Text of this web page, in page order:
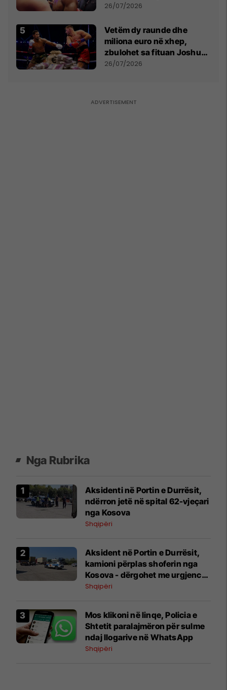
26/07/2026
Vetëm dy raunde dhe
miliona euro në xhep,
zbulohet sa fituan Joshua
e Prenga
26/07/2026
Nga Rubrika
Aksidenti në Portin e Durrësit,
ndërron jetë në spital 62-vjeçari
nga Kosova
Shqipëri
Aksident në Portin e Durrësit,
kamioni përplas shoferin nga
Kosova - dërgohet me urgjencë
në spital
Shqipëri
Mos klikoni në linqe, Policia e
Shtetit paralajmëron për sulme
ndaj llogarive në WhatsApp
Shqipëri